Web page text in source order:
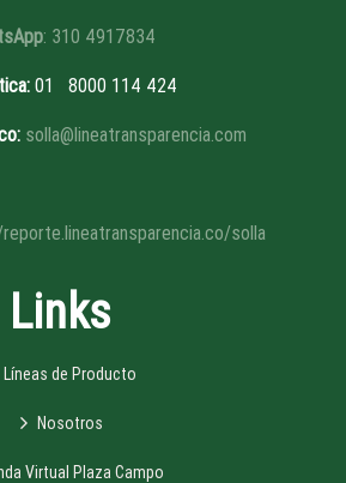
: 310 4917834
:01 8000 114 424
solla@lineatransparencia.com
solla
Links
Líneas de Producto
Nosotros
Virtual Plaza Campo